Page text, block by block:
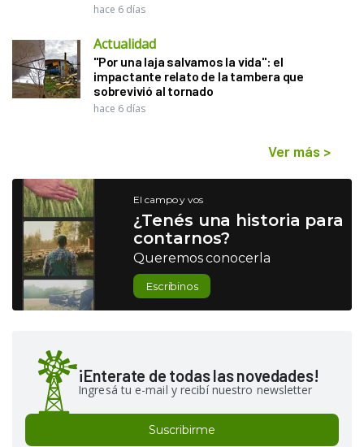
hace 6 días
Actualidad
"Por una laja salvamos la vida": el
impactante relato de la tambera que
sobrevivió al tornado
hace 6 días
Ver más >
El campo y vos
¿Tenés una historia para
contarnos?
Queremos conocerla
Escribinos
¡Enterate de todas las novedades!
Ingresá tu e-mail y recibí nuestro newsletter
Suscribirme